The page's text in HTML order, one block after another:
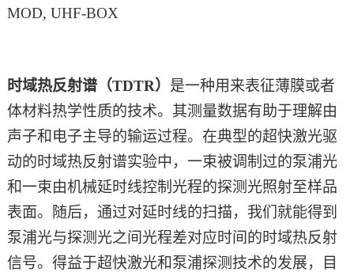
MOD, UHF-BOX
时域热反射谱（TDTR） 是一种用来表征薄膜或者
体材料热学性质的技术。其测量数据有助于理解由
声子和电子主导的输运过程。在典型的超快激光驱
动的时域热反射谱实验中，一束被调制过的泵浦光
和一束由机械延时线控制光程的探测光照射至样品
表面。随后，通过对延时线的扫描，我们就能得到
泵浦光与探测光之间光程差对应时间的时域热反射
信号。得益于超快激光和泵浦探测技术的发展，目